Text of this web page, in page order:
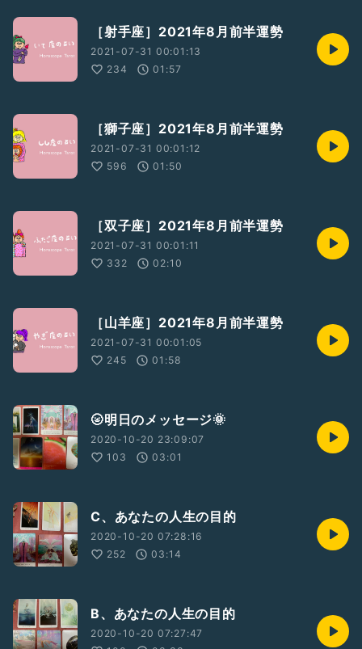
［射手座］2021年8月前半運勢
2021-07-31 00:01:13
234
01:57
［獅子座］2021年8月前半運勢
2021-07-31 00:01:12
596
01:50
［双子座］2021年8月前半運勢
2021-07-31 00:01:11
332
02:10
［山羊座］2021年8月前半運勢
2021-07-31 00:01:05
245
01:58
🌝明日のメッセージ🌞
2020-10-20 23:09:07
103
03:01
C、あなたの人生の目的
2020-10-20 07:28:16
252
03:14
B、あなたの人生の目的
2020-10-20 07:27:47